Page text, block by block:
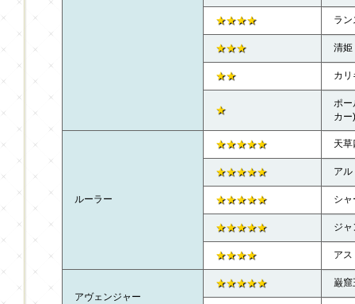
★★★★ ラ
★★★ 清姫
★★ カリ
★
ポー
カー)
ルーラー
★★★★★ 天草
★★★★★ ア
★★★★★ シ
★★★★★ ジャ
★★★★ ア
アヴェンジャー
★★★★★ 巌窟